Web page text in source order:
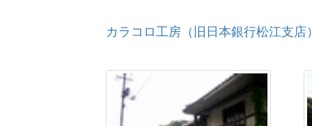
カラコロ工房（旧日本銀行松江支店